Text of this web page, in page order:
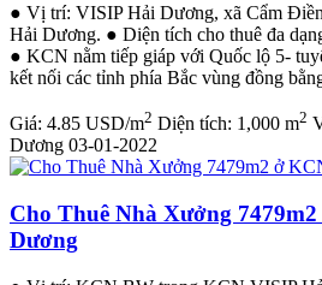
● Vị trí: VISIP Hải Dương, xã Cẩm
Hải Dương. ● Diện tích cho thuê đa
● KCN nằm tiếp giáp với Quốc lộ 5-
kết nối các tỉnh phía Bắc vùng đồng
Giá: 4.85 USD/m2 Diện tích: 1,000 m2
Dương 03-01-2022
Cho Thuê Nhà Xưởng
Dương